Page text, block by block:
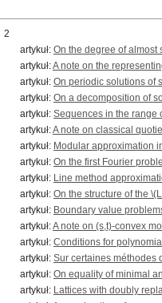
2
artykuł: On the degree of almost
artykuł:A note on the
artykuł: On periodic solutions of
artykuł: On a decomposition of
artykuł: Sequences in the range
artykuł:A note on classical
artykuł: Modular approximation
artykuł: On the first Fourier
artykuł: Line method
artykuł: On the structure of the
artykuł: Boundary value
artykuł:A note on (s,t)-convex
artykuł: Conditions for
artykuł: Sur certaines méthodes
artykuł: On equality of minimal
artykuł: Lattices with doubly